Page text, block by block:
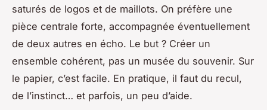
saturés de logos et de maillots. On préfère une
pièce centrale forte, accompagnée éventuellement
de deux autres en écho. Le but ? Créer un
ensemble cohérent, pas un musée du souvenir. Sur
le papier, c’est facile. En pratique, il faut du recul,
de l’instinct… et parfois, un peu d’aide.